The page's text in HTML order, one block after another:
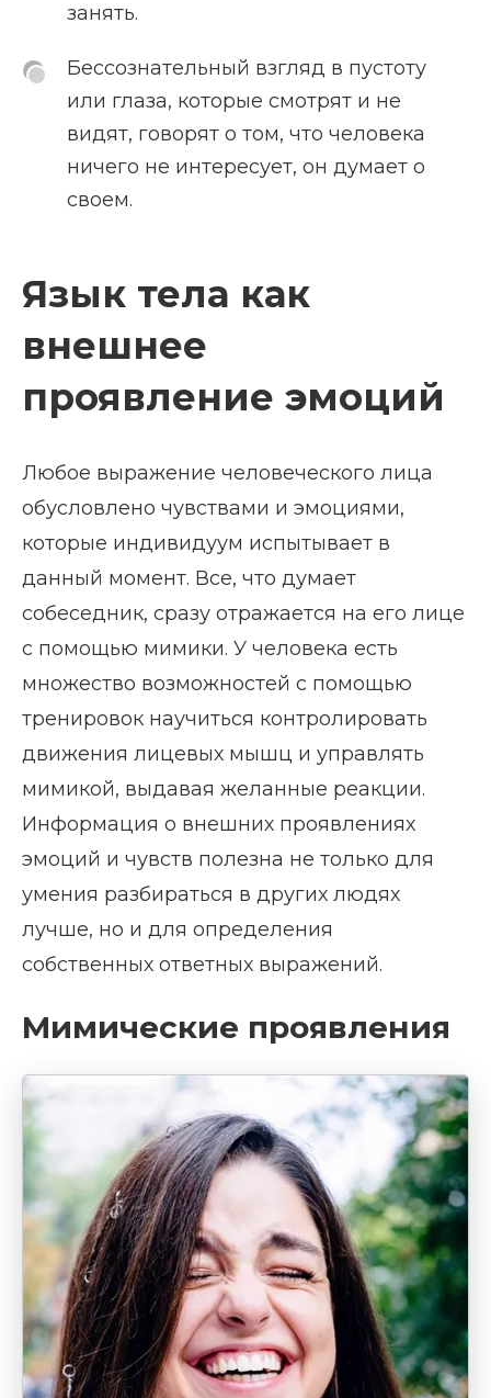
занять.
Бессознательный взгляд в пустоту
или глаза, которые смотрят и не
видят, говорят о том, что человека
ничего не интересует, он думает о
своем.
Язык тела как
внешнее
проявление эмоций
Любое выражение человеческого лица
обусловлено чувствами и эмоциями,
которые индивидуум испытывает в
данный момент. Все, что думает
собеседник, сразу отражается на его лице
с помощью мимики. У человека есть
множество возможностей с помощью
тренировок научиться контролировать
движения лицевых мышц и управлять
мимикой, выдавая желанные реакции.
Информация о внешних проявлениях
эмоций и чувств полезна не только для
умения разбираться в других людях
лучше, но и для определения
собственных ответных выражений.
Мимические проявления